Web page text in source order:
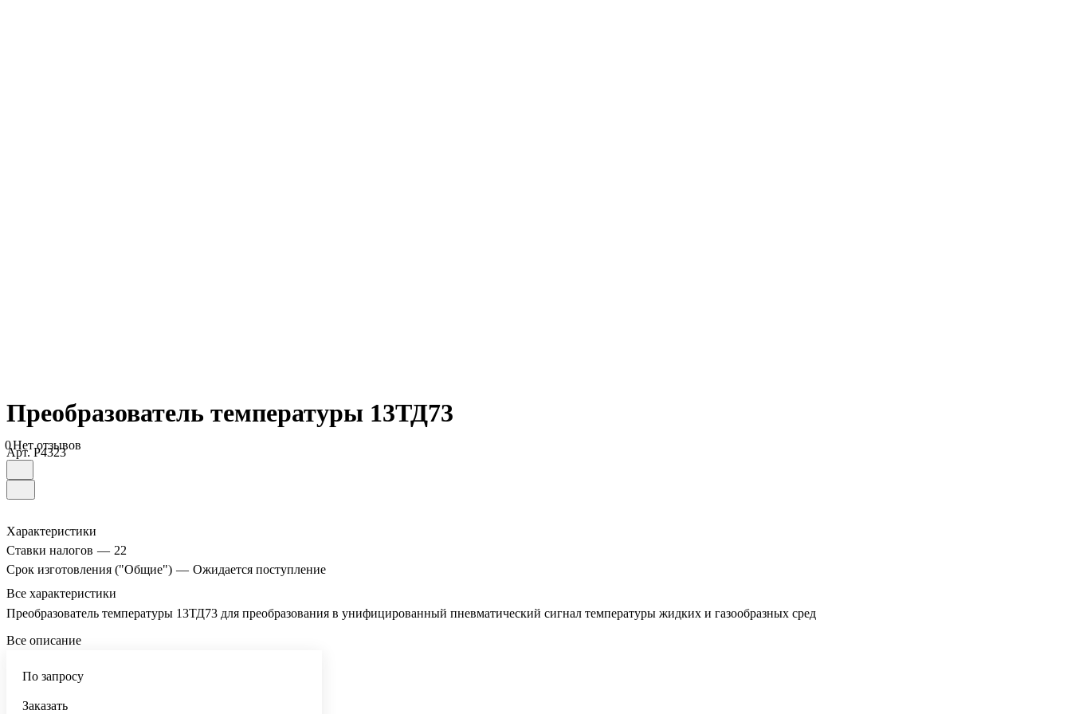
Преобразователь температуры 13ТД73
0Нет отзывов
Арт.P4323
Характеристики
Ставки налогов — 22
Срок изготовления ("Общие") — Ожидается поступление
Все характеристики
Преобразователь температуры 13ТД73 для преобразования в унифицированный пневматический сигнал температуры жидких и газообразных сред
Все описание
По запросу
Заказать